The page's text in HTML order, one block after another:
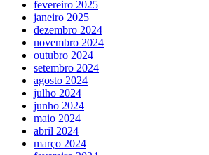
fevereiro 2025
janeiro 2025
dezembro 2024
novembro 2024
outubro 2024
setembro 2024
agosto 2024
julho 2024
junho 2024
maio 2024
abril 2024
março 2024